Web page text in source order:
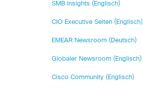
SMB Insights (Englisch)
CIO Executive Seiten (Englisch)
EMEAR Newsroom (Deutsch)
Globaler Newsroom (Englisch)
Cisco Community (Englisch)